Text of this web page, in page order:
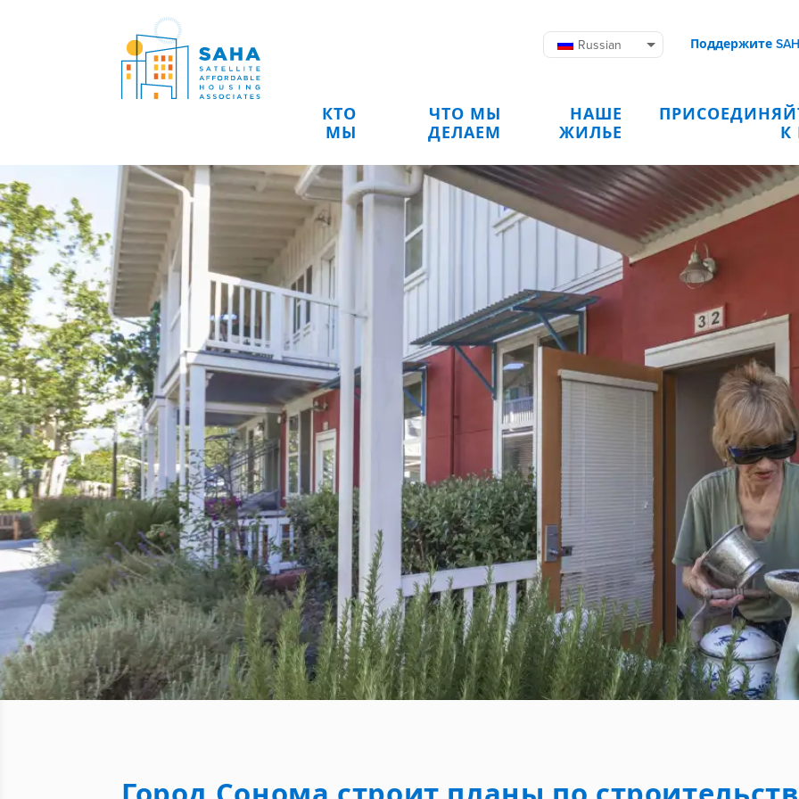
Перейти к содержимому
Russian Поддержите
КТО
МЫ
ЧТО МЫ
ДЕЛАЕМ
НАШЕ
ЖИЛЬЕ
К